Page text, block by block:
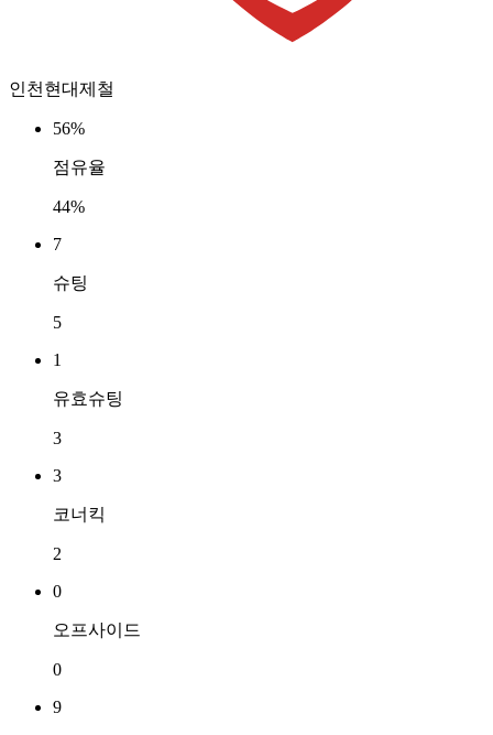
인천현대제철
56%
점유율
44%
7
슈팅
5
1
유효슈팅
3
3
코너킥
2
0
오프사이드
0
9